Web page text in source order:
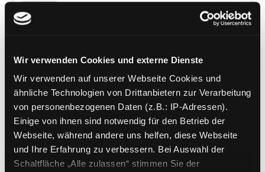
Wir verwenden Cookies und externe Dienste
Wir verwenden auf unserer Webseite Cookies und
ähnliche Technologien von Drittanbietern zur Verarbeitung
von personenbezogenen Daten (z.B.: IP-Adressen).
Einige von ihnen sind notwendig für den Betrieb der
Webseite, während andere uns helfen, diese Webseite
und Ihre Erfahrung zu verbessern. Bei Auswahl der
Schaltfläche „Alle zulassen“ stimmen Sie der
Exemplar-Details von Wünsche werden wahr
Wünsche werden wahr
Suche nach diesem Verfasser
Jahr: 2024
Reihe:insel taschenbuch; 5057
Exemplar-Details von Altern anzeigen
Mediengruppe:Literatur MP3-CD
Altern
ungekürzte Autorinnenlesung
Verfasser:Heidenreich, ElkeSuche nach